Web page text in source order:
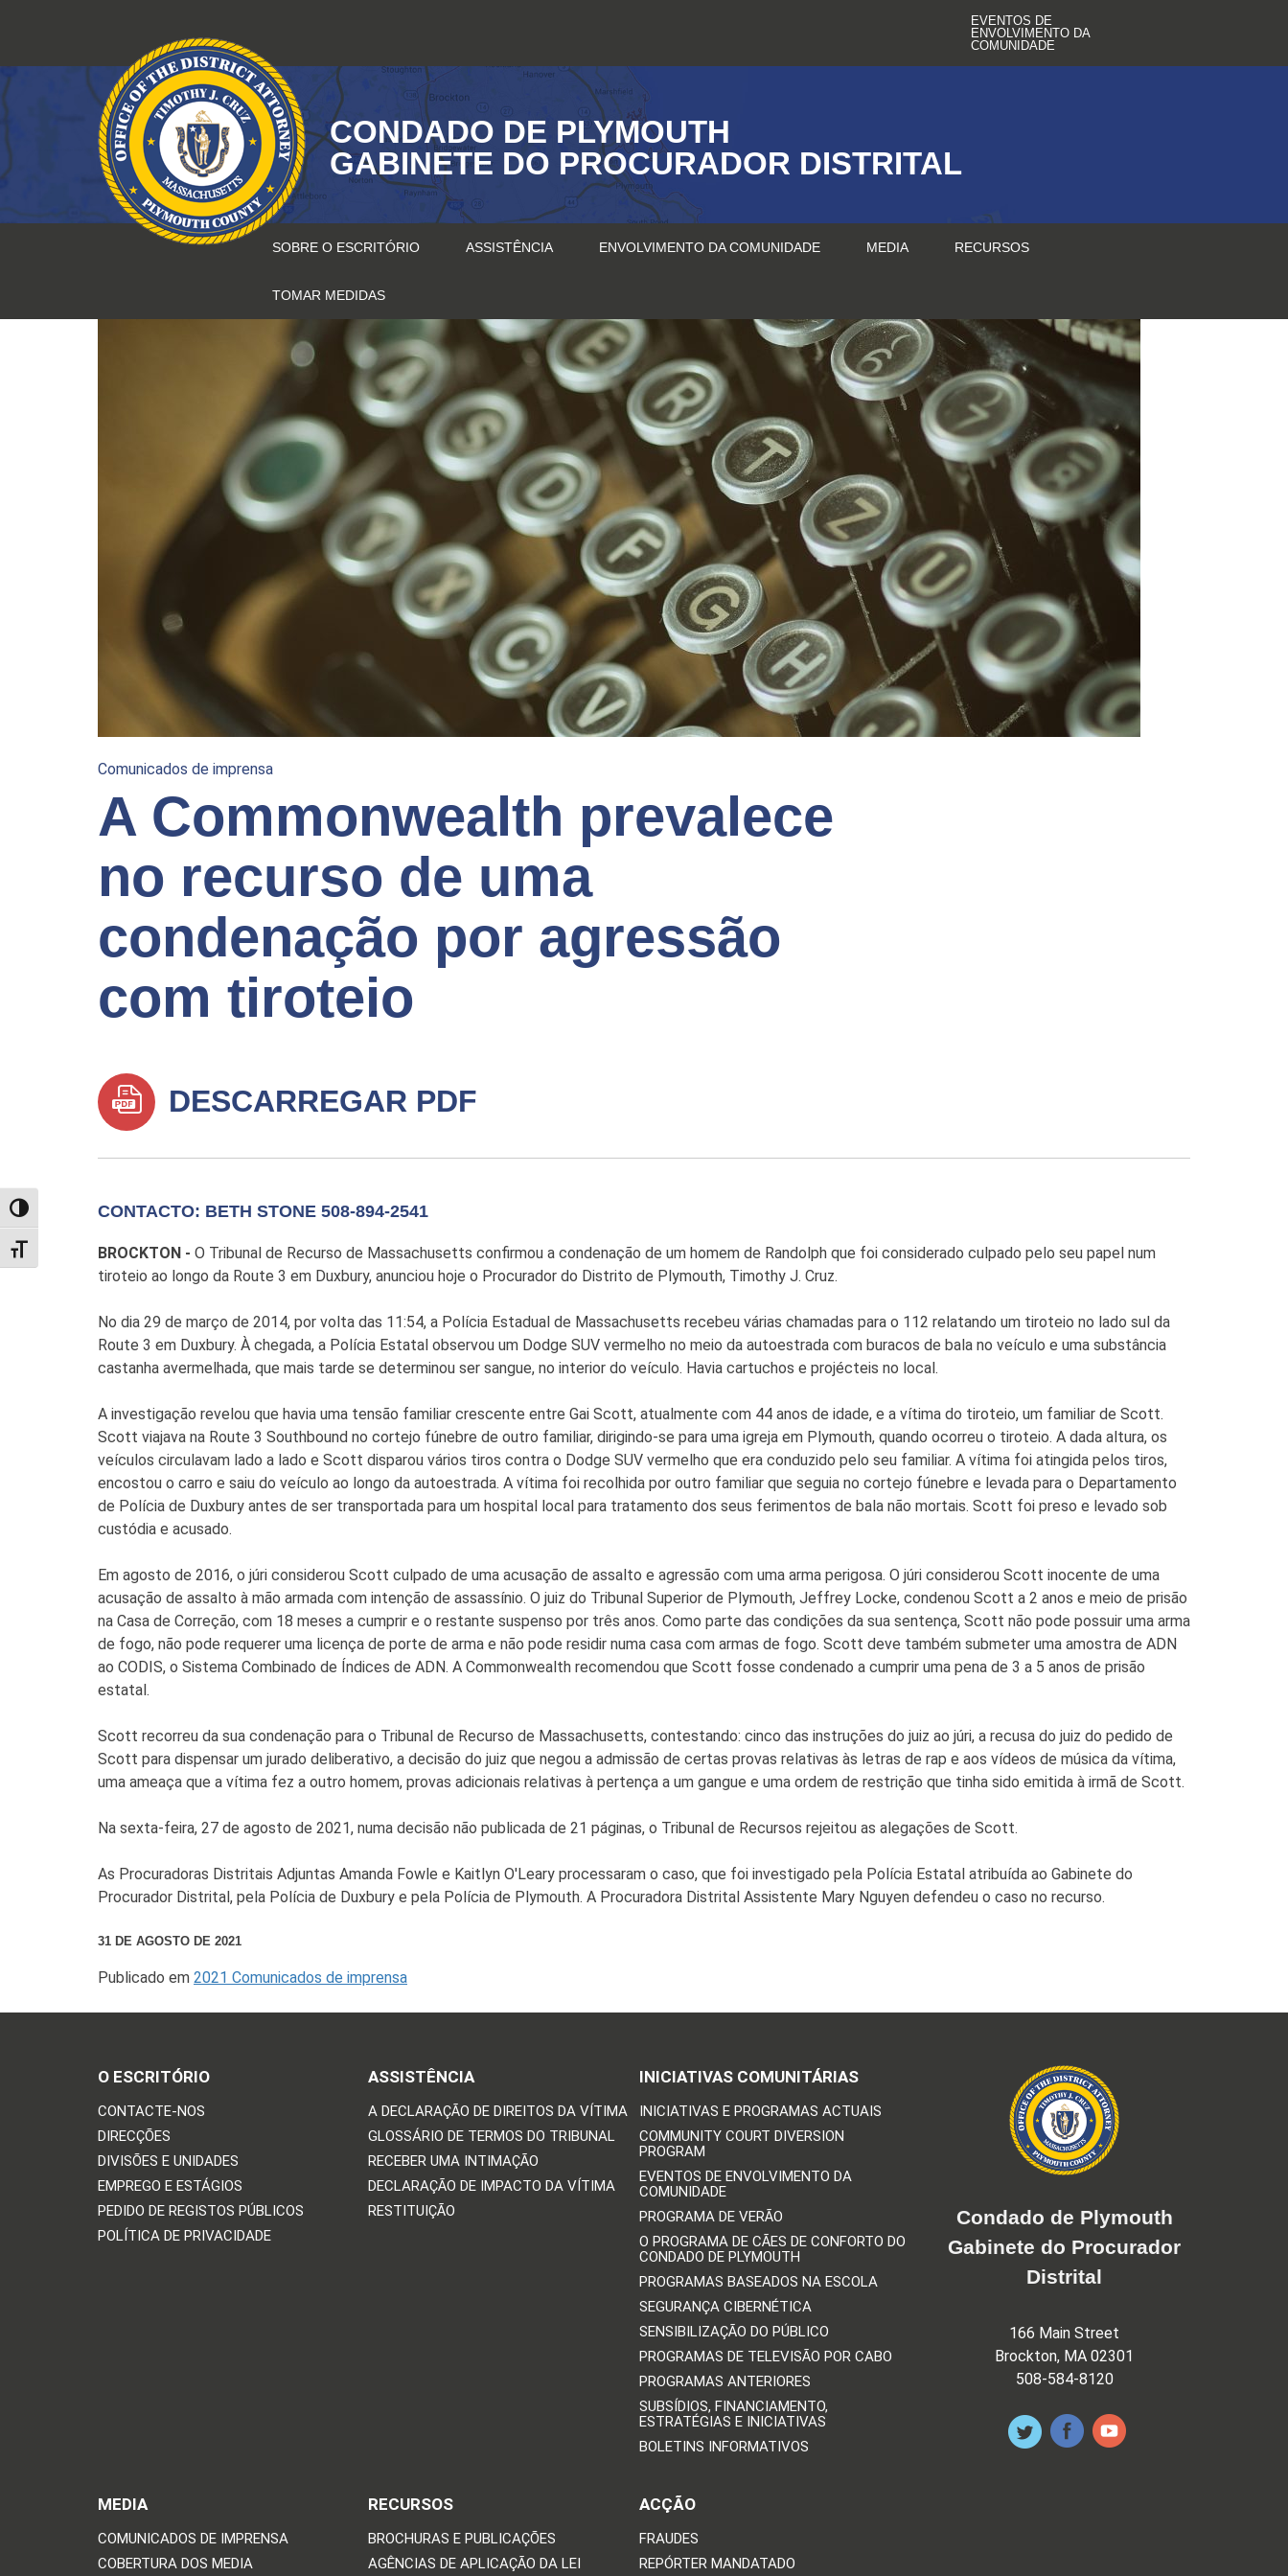
TOGGLE HIGH CONTRAST
TOGGLE FONT SIZE
conteúdo
EVENTOS DE
ENVOLVIMENTO DA
COMUNIDADE
CONDADO DE PLYMOUTH
GABINETE DO PROCURADOR DISTRITAL
SOBRE O ESCRITÓRIO ASSISTÊNCIA ENVOLVIMENTO DA COMUNIDADE MEDIA RECURSOS
TOMAR MEDIDAS
Comunicados de imprensa
A Commonwealth prevalece
no recurso de uma
condenação por agressão
com tiroteio
DESCARREGAR PDF
CONTACTO: BETH STONE 508-894-2541
BROCKTON - O Tribunal de Recurso de Massachusetts confirmou a condenação de um homem de Randolph que foi considerado culpado pelo seu papel num
tiroteio ao longo da Route 3 em Duxbury, anunciou hoje o Procurador do Distrito de Plymouth, Timothy J. Cruz.
No dia 29 de março de 2014, por volta das 11:54, a Polícia Estadual de Massachusetts recebeu várias chamadas para o 112 relatando um tiroteio no lado sul da
Route 3 em Duxbury. À chegada, a Polícia Estatal observou um Dodge SUV vermelho no meio da autoestrada com buracos de bala no veículo e uma substância
castanha avermelhada, que mais tarde se determinou ser sangue, no interior do veículo. Havia cartuchos e projécteis no local.
A investigação revelou que havia uma tensão familiar crescente entre Gai Scott, atualmente com 44 anos de idade, e a vítima do tiroteio, um familiar de Scott.
Scott viajava na Route 3 Southbound no cortejo fúnebre de outro familiar, dirigindo-se para uma igreja em Plymouth, quando ocorreu o tiroteio. A dada altura, os
veículos circulavam lado a lado e Scott disparou vários tiros contra o Dodge SUV vermelho que era conduzido pelo seu familiar. A vítima foi atingida pelos tiros,
encostou o carro e saiu do veículo ao longo da autoestrada. A vítima foi recolhida por outro familiar que seguia no cortejo fúnebre e levada para o Departamento
de Polícia de Duxbury antes de ser transportada para um hospital local para tratamento dos seus ferimentos de bala não mortais. Scott foi preso e levado sob
custódia e acusado.
Em agosto de 2016, o júri considerou Scott culpado de uma acusação de assalto e agressão com uma arma perigosa. O júri considerou Scott inocente de uma
acusação de assalto à mão armada com intenção de assassínio. O juiz do Tribunal Superior de Plymouth, Jeffrey Locke, condenou Scott a 2 anos e meio de prisão
na Casa de Correção, com 18 meses a cumprir e o restante suspenso por três anos. Como parte das condições da sua sentença, Scott não pode possuir uma arma
de fogo, não pode requerer uma licença de porte de arma e não pode residir numa casa com armas de fogo. Scott deve também submeter uma amostra de ADN
ao CODIS, o Sistema Combinado de Índices de ADN. A Commonwealth recomendou que Scott fosse condenado a cumprir uma pena de 3 a 5 anos de prisão
estatal.
Scott recorreu da sua condenação para o Tribunal de Recurso de Massachusetts, contestando: cinco das instruções do juiz ao júri, a recusa do juiz do pedido de
Scott para dispensar um jurado deliberativo, a decisão do juiz que negou a admissão de certas provas relativas às letras de rap e aos vídeos de música da vítima,
uma ameaça que a vítima fez a outro homem, provas adicionais relativas à pertença a um gangue e uma ordem de restrição que tinha sido emitida à irmã de Scott.
Na sexta-feira, 27 de agosto de 2021, numa decisão não publicada de 21 páginas, o Tribunal de Recursos rejeitou as alegações de Scott.
As Procuradoras Distritais Adjuntas Amanda Fowle e Kaitlyn O'Leary processaram o caso, que foi investigado pela Polícia Estatal atribuída ao Gabinete do
Procurador Distrital, pela Polícia de Duxbury e pela Polícia de Plymouth. A Procuradora Distrital Assistente Mary Nguyen defendeu o caso no recurso.
31 DE AGOSTO DE 2021
Publicado em 2021 Comunicados de imprensa
O ESCRITÓRIO
CONTACTE-NOS
DIRECÇÕES
DIVISÕES E UNIDADES
EMPREGO E ESTÁGIOS
PEDIDO DE REGISTOS PÚBLICOS
POLÍTICA DE PRIVACIDADE
ASSISTÊNCIA
A DECLARAÇÃO DE DIREITOS DA VÍTIMA
GLOSSÁRIO DE TERMOS DO TRIBUNAL
RECEBER UMA INTIMAÇÃO
DECLARAÇÃO DE IMPACTO DA VÍTIMA
RESTITUIÇÃO
INICIATIVAS COMUNITÁRIAS
INICIATIVAS E PROGRAMAS ACTUAIS
COMMUNITY COURT DIVERSION
PROGRAM
EVENTOS DE ENVOLVIMENTO DA
COMUNIDADE
PROGRAMA DE VERÃO
O PROGRAMA DE CÃES DE CONFORTO DO
CONDADO DE PLYMOUTH
PROGRAMAS BASEADOS NA ESCOLA
SEGURANÇA CIBERNÉTICA
SENSIBILIZAÇÃO DO PÚBLICO
PROGRAMAS DE TELEVISÃO POR CABO
PROGRAMAS ANTERIORES
SUBSÍDIOS, FINANCIAMENTO,
ESTRATÉGIAS E INICIATIVAS
BOLETINS INFORMATIVOS
MEDIA
COMUNICADOS DE IMPRENSA
COBERTURA DOS MEDIA
RECURSOS
BROCHURAS E PUBLICAÇÕES
AGÊNCIAS DE APLICAÇÃO DA LEI
ACÇÃO
FRAUDES
REPÓRTER MANDATADO
Condado de Plymouth
Gabinete do Procurador
Distrital
166 Main Street
Brockton, MA 02301
508-584-8120